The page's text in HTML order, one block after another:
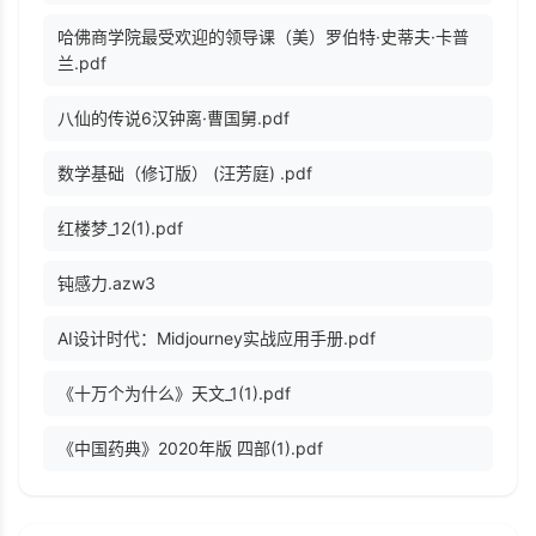
哈佛商学院最受欢迎的领导课（美）罗伯特·史蒂夫·卡普
兰.pdf
八仙的传说6汉钟离·曹国舅.pdf
数学基础（修订版） (汪芳庭) .pdf
红楼梦_12(1).pdf
钝感力.azw3
AI设计时代：Midjourney实战应用手册.pdf
《十万个为什么》天文_1(1).pdf
《中国药典》2020年版 四部(1).pdf